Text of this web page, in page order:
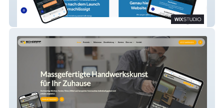
Office Helpers Webdesign, SEO und LLM